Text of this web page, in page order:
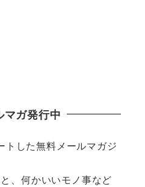
マガ発行中
した無料メールマガジ
、何かいいモノ事など